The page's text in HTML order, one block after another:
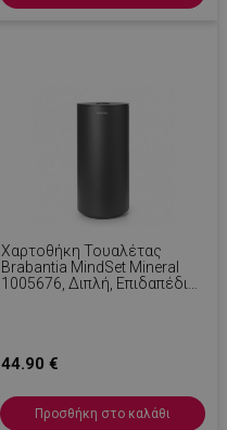
Χαρτοθήκη Τουαλέτας
Brabantia MindSet Mineral
1005676, Διπλή, Επιδαπέδια
44.90 €
Προσθήκη στο καλάθι